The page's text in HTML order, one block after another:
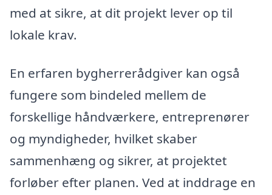
med at sikre, at dit projekt lever op til
lokale krav.
En erfaren bygherrerådgiver kan også
fungere som bindeled mellem de
forskellige håndværkere, entreprenører
og myndigheder, hvilket skaber
sammenhæng og sikrer, at projektet
forløber efter planen. Ved at inddrage en